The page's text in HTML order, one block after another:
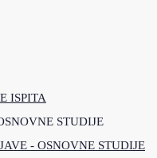
ISPITA
STUDIJE
- OSNOVNE STUDIJE